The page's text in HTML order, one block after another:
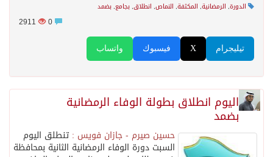
الدورة, الرمضانية, المكثفة, النماص, انطلاق, بجامع, بضمد
2911
واتساب فيسبوك X تيليجرام
اليوم انطلاق بطولة الوفاء الرمضانية
بضمد
حسين صيرم - جازان فويس : تنطلق اليوم
السبت دورة الوفاء الرمضانية الثانية بمحافظة